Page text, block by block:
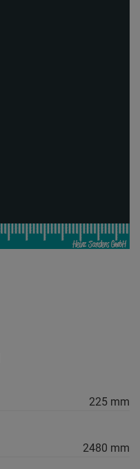
225 mm
2480 mm